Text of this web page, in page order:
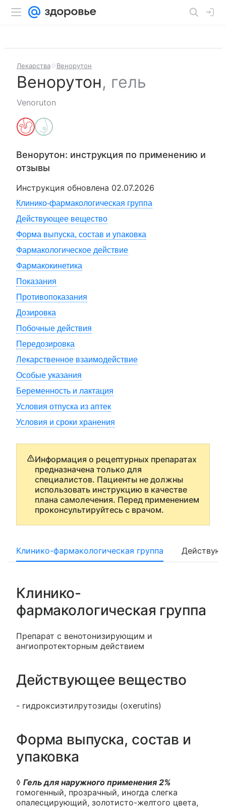
Лекарства Венорутон
Венорутон, гель
Venoruton
Венорутон: инструкция по применению и
отзывы
Инструкция обновлена 02.07.2026
Клинико-фармакологическая группа
Действующее вещество
Форма выпуска, состав и упаковка
Фармакологическое действие
Фармакокинетика
Показания
Противопоказания
Дозировка
Побочные действия
Передозировка
Лекарственное взаимодействие
Особые указания
Беременность и лактация
Условия отпуска из аптек
Условия и сроки хранения
Информация о рецептурных препаратах
предназначена только для
специалистов. Пациенты не должны
использовать инструкцию в качестве
плана самолечения. Перед применением
проконсультируйтесь с врачом.
Клинико-фармакологическая группа
Клинико-
фармакологическая группа
Препарат с венотонизирующим и
ангиопротекторным действием
Действующее вещество
- гидроксиэтилрутозиды (oxerutins)
Форма выпуска, состав и
упаковка
◊ Гель для наружного применения 2%
гомогенный, прозрачный, иногда слегка
опалесцирующий, золотисто-желтого цвета,